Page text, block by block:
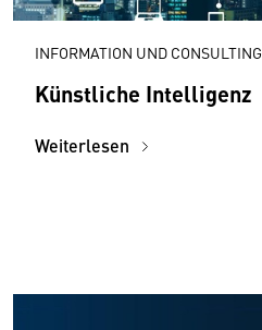
INFORMATION UND CONSULTING
Künstliche Intelligenz
Weiterlesen